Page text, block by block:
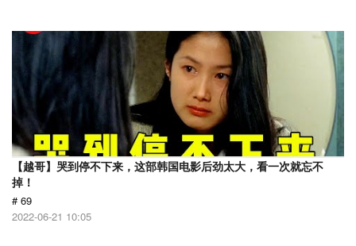
【越哥】哭到停不下来，这部韩国电影后劲太大，看一次就忘不
掉！
# 69
2022-06-21 10:05